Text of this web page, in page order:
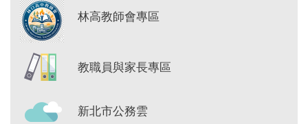
林高教師會專區
教職員與家長專區
新北市公務雲